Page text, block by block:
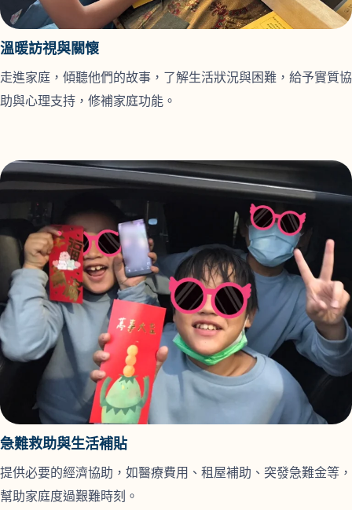
溫暖訪視與關懷
走進家庭，傾聽他們的故事，了解生活狀況與困難，給予實質協
助與心理支持，修補家庭功能。
急難救助與生活補貼
提供必要的經濟協助，如醫療費用、租屋補助、突發急難金等，
幫助家庭度過艱難時刻。